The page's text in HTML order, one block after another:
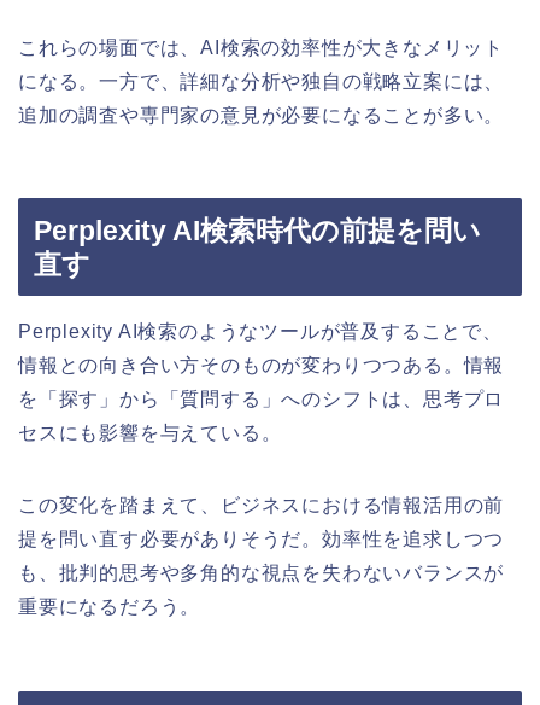
これらの場面では、AI検索の効率性が大きなメリット
になる。一方で、詳細な分析や独自の戦略立案には、
追加の調査や専門家の意見が必要になることが多い。
Perplexity AI検索時代の前提を問い
直す
Perplexity AI検索のようなツールが普及することで、
情報との向き合い方そのものが変わりつつある。情報
を「探す」から「質問する」へのシフトは、思考プロ
セスにも影響を与えている。
この変化を踏まえて、ビジネスにおける情報活用の前
提を問い直す必要がありそうだ。効率性を追求しつつ
も、批判的思考や多角的な視点を失わないバランスが
重要になるだろう。